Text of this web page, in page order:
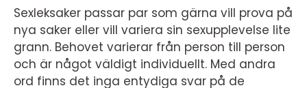
Sexleksaker passar par som gärna vill prova på
nya saker eller vill variera sin sexupplevelse lite
grann. Behovet varierar från person till person
och är något väldigt individuellt. Med andra
ord finns det inga entydiga svar på de